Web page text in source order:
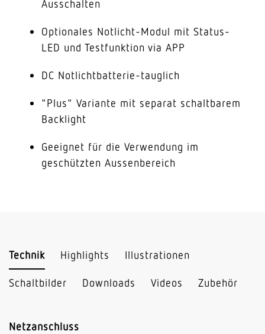
Ausschalten
Optionales Notlicht-Modul mit Status-
LED und Testfunktion via APP
DC Notlichtbatterie-tauglich
"Plus" Variante mit separat schaltbarem
Backlight
Geeignet für die Verwendung im
geschützten Aussenbereich
Technik Highlights Illustrationen
Schaltbilder Downloads Videos Zubehör
Netzanschluss